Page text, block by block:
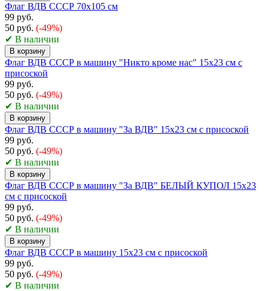
Флаг ВДВ СССР 70х105 см
99 руб.
50 руб. (-49%)
✔ В наличии
В корзину
Флаг ВДВ СССР в машину "Никто кроме нас" 15x23 см с
присоской
99 руб.
50 руб. (-49%)
✔ В наличии
В корзину
Флаг ВДВ СССР в машину "За ВДВ" 15x23 см с присоской
99 руб.
50 руб. (-49%)
✔ В наличии
В корзину
Флаг ВДВ СССР в машину "За ВДВ" БЕЛЫЙ КУПОЛ 15x23
см с присоской
99 руб.
50 руб. (-49%)
✔ В наличии
В корзину
Флаг ВДВ СССР в машину 15x23 см с присоской
99 руб.
50 руб. (-49%)
✔ В наличии